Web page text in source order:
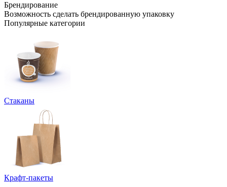
Брендирование
Возможность сделать брендированную упаковку
Популярные категории
Стаканы
Крафт-пакеты